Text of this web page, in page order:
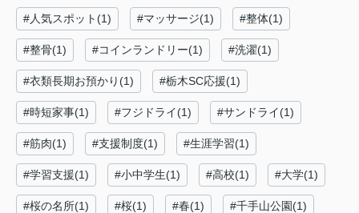
#人気スポット(1) #マッサージ(1) #整体(1)
#整骨(1) #コインランドリー(1) #洗濯(1)
#衣類長期お預かり(1) #栃木SC応援(1)
#時短家事(1) #フジドライ(1) #サンドライ(1)
#筋肉(1) #支援制度(1) #生涯学習(1)
#学習支援(1) #小中学生(1) #高校(1) #大学(1)
#桜の名所(1) #桜(1) #春(1) #千手山公園(1)